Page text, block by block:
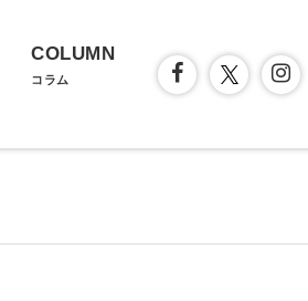
COLUMN
コラム